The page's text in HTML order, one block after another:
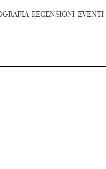
RECENSIONI EVENTI